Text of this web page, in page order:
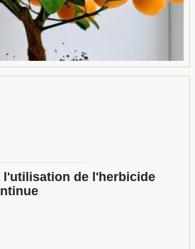
de l'herbicide